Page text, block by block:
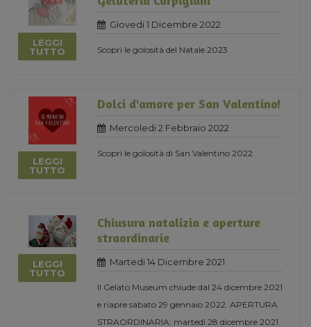
LEGGI
TUTTO
Giovedi 1 Dicembre 2022
Scopri le golosità del Natale 2023
LEGGI
TUTTO
Dolci d'amore per San Valentino!
Mercoledi 2 Febbraio 2022
Scopri le golosità di San Valentino 2022
LEGGI
TUTTO
Chiusura natalizia e aperture
straordinarie
Martedi 14 Dicembre 2021
Il Gelato Museum chiude dal 24 dicembre 2021
e riapre sabato 29 gennaio 2022. APERTURA
STRAORDINARIA: martedì 28 dicembre 2021